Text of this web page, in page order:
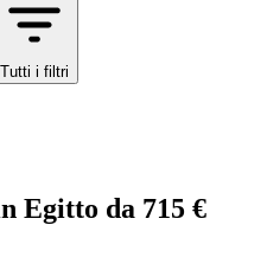
Tutti i filtri
Egitto da 715 €